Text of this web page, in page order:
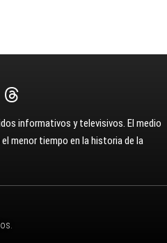
informativos y televisivos. El medio
menor tiempo en la historia de la